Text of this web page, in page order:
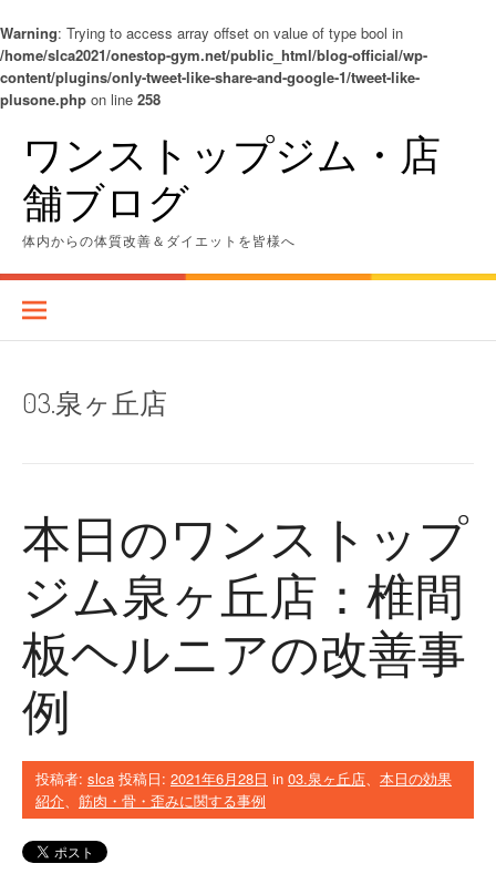
Warning: Trying to access array offset on value of type bool in
/home/slca2021/onestop-gym.net/public_html/blog-official/wp-
content/plugins/only-tweet-like-share-and-google-1/tweet-like-
plusone.php on line 258
キ
ワンストップジム・店
舗ブログ
体内からの体質改善＆ダイエットを皆様へ
03.泉ヶ丘店
本日のワンストップ
ジム泉ヶ丘店：椎間
板ヘルニアの改善事
例
投稿者: slca 投稿日: 2021年6月28日 in 03.泉ヶ丘店、 本日の効果
紹介、 筋肉・骨・歪みに関する事例